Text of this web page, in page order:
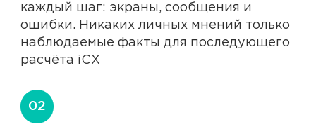
02
каждый шаг: экраны, сообщения и
ошибки. Никаких личных мнений только
наблюдаемые факты для последующего
расчёта iCX